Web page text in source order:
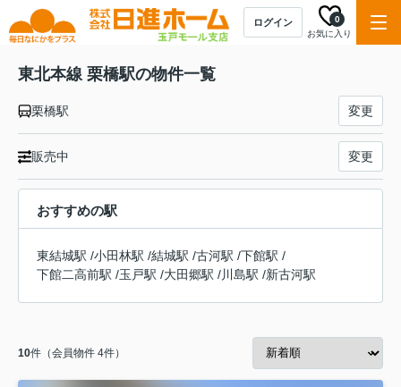
ログイン
お気に入り
0
東北本線 栗橋駅の物件一覧
栗橋駅 変更
販売中 変更
おすすめの駅
東結城駅 /小田林駅 /結城駅 /古河駅 /下館駅 /
下館二高前駅 /玉戸駅 /大田郷駅 /川島駅 /新古河駅
10件（会員物件 4件）